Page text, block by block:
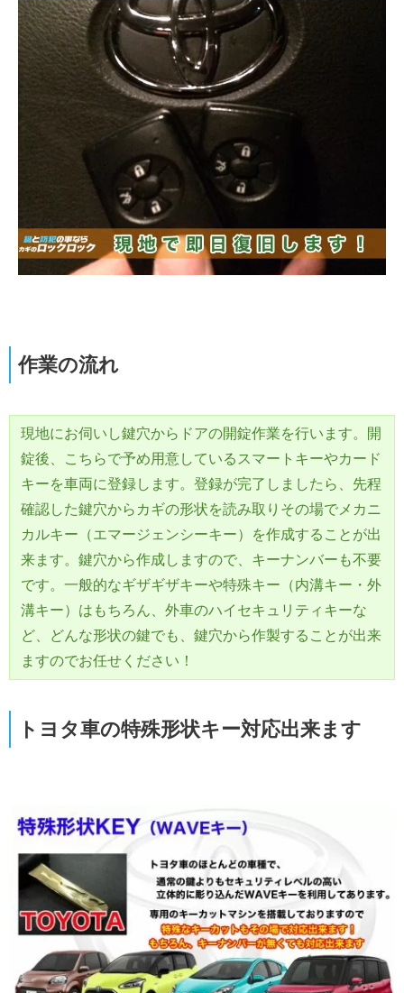
作業の流れ
現地にお伺いし鍵穴からドアの開錠作業を行います。開
錠後、こちらで予め用意しているスマートキーやカード
キーを車両に登録します。登録が完了しましたら、先程
確認した鍵穴からカギの形状を読み取りその場でメカニ
カルキー（エマージェンシーキー）を作成することが出
来ます。鍵穴から作成しますので、キーナンバーも不要
です。一般的なギザギザキーや特殊キー（内溝キー・外
溝キー）はもちろん、外車のハイセキュリティキーな
ど、どんな形状の鍵でも、鍵穴から作製することが出来
ますのでお任せください！
トヨタ車の特殊形状キー対応出来ます